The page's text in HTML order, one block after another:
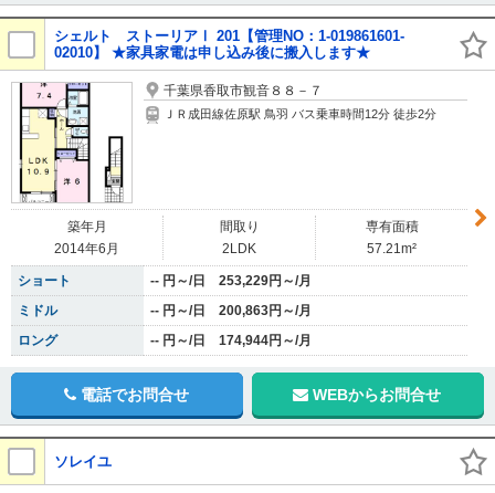
シェルト ストーリアⅠ 201【管理NO：1-019861601-
02010】 ★家具家電は申し込み後に搬入します★
千葉県香取市観音８８－７
ＪＲ成田線佐原駅 鳥羽 バス乗車時間12分 徒歩2分
築年月
2014年6月
間取り
2LDK
専有面積
57.21m²
ショート
-- 円～/日 253,229円～/月
ミドル
-- 円～/日 200,863円～/月
ロング
-- 円～/日 174,944円～/月
電話でお問合せ WEBからお問合せ
ソレイユ